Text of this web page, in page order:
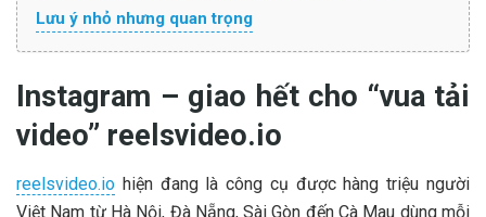
Lưu ý nhỏ nhưng quan trọng
Instagram – giao hết cho “vua tải
video” reelsvideo.io
reelsvideo.io hiện đang là công cụ được hàng triệu người
Việt Nam từ Hà Nội, Đà Nẵng, Sài Gòn đến Cà Mau dùng mỗi